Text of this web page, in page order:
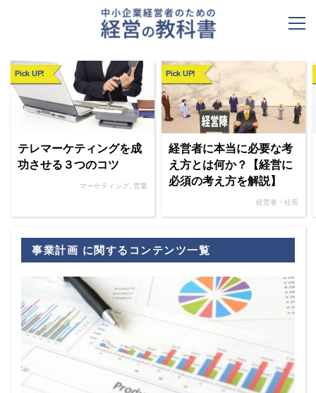
Pick UP!
テレマーケティングを成
功させる３つのコツ
マーケティング, 営業
Pick UP!
経営者に本当に必要な考
え方とは何か？【経営に
必須の考え方を解説】
経営者・社長
事業計画 に関するコンテンツ一覧